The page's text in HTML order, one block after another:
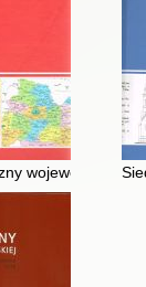
województwa